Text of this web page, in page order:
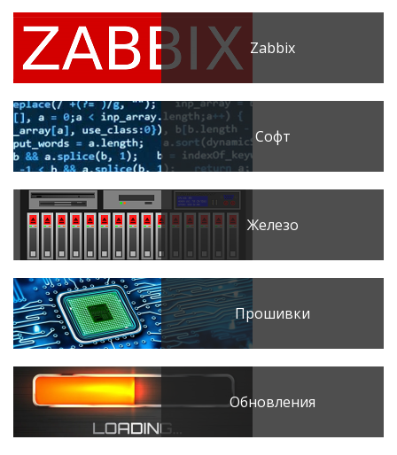
Zabbix
Софт
Железо
Прошивки
Обновления